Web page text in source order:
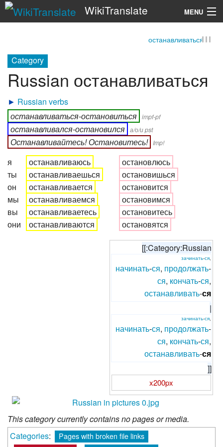
WikiTranslate MENU
останавливаться
Category
Russian останавливаться
► Russian verbs
останавливаться-остановиться impf-pf
останавливался-остановился а/о/и pst
Останавливайтесь! Остановитесь! Imp!
я
ты
он
мы
вы
они
останавливаюсь
останавливаешься
останавливается
останавливаемся
останавливаетесь
останавливаются
остановлюсь
остановишься
остановится
остановимся
остановитесь
остановятся
[[:Category:Russian
зачинать-ся
начинать-ся, продолжать-
ся, кончать-ся,
останавливать-ся
|
зачинать-ся
начинать-ся, продолжать-
ся, кончать-ся,
останавливать-ся
]]
x200px
This category currently contains no pages or media.
Categories:
Pages with broken file links